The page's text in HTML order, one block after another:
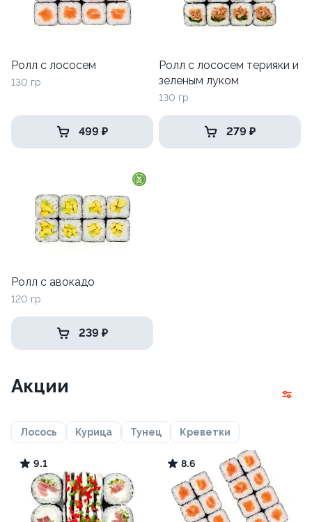
Ролл с лососем
130 гр
499 ₽
Ролл с лососем терияки и
зеленым луком
130 гр
279 ₽
Ролл с авокадо
120 гр
239 ₽
Акции
Лосось Курица Тунец Креветки
9.1 8.6